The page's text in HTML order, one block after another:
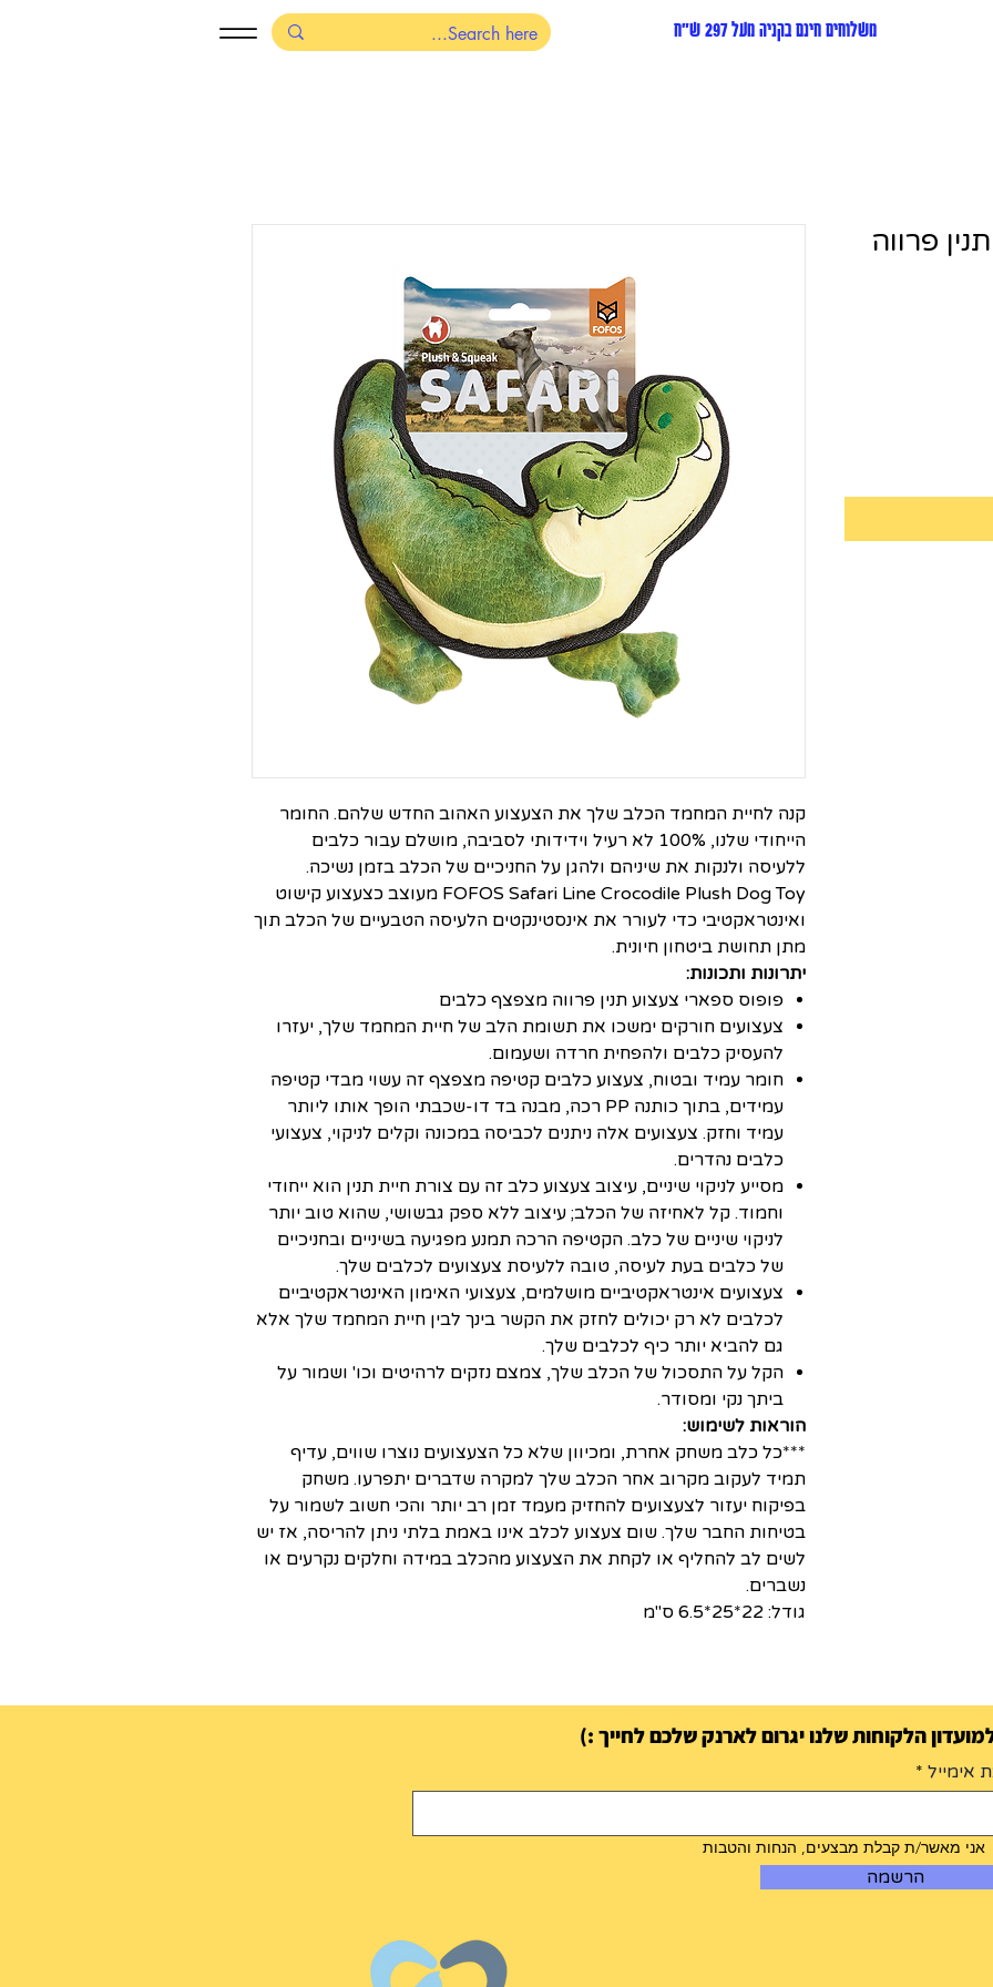
משלוחים חינם בקניה מעל 297 ש"ח
קנה לחיית המחמד הכלב שלך את הצעצוע האהוב החדש שלהם. החומר
הייחודי שלנו, 100% לא רעיל וידידותי לסביבה, מושלם עבור כלבים
ללעיסה ולנקות את שיניהם ולהגן על החניכיים של הכלב בזמן נשיכה.
FOFOS Safari Line Crocodile Plush Dog Toy מעוצב כצעצוע קישוט
ואינטראקטיבי כדי לעורר את אינסטינקטים הלעיסה הטבעיים של הכלב תוך
מתן תחושת ביטחון חיונית.
יתרונות ותכונות:
פופוס ספארי צעצוע תנין פרווה מצפצף כלבים
צעצועים חורקים ימשכו את תשומת הלב של חיית המחמד שלך, יעזרו
להעסיק כלבים ולהפחית חרדה ושעמום.
חומר עמיד ובטוח, צעצוע כלבים קטיפה מצפצף זה עשוי מבדי קטיפה
עמידים, בתוך כותנה PP רכה, מבנה בד דו-שכבתי הופך אותו ליותר
עמיד וחזק. צעצועים אלה ניתנים לכביסה במכונה וקלים לניקוי, צעצועי
כלבים נהדרים.
מסייע לניקוי שיניים, עיצוב צעצוע כלב זה עם צורת חיית תנין הוא ייחודי
וחמוד. קל לאחיזה של הכלב; עיצוב ללא ספק גבשושי, שהוא טוב יותר
לניקוי שיניים של כלב. הקטיפה הרכה תמנע מפגיעה בשיניים ובחניכיים
של כלבים בעת לעיסה, טובה ללעיסת צעצועים לכלבים שלך.
צעצועים אינטראקטיביים מושלמים, צעצועי האימון האינטראקטיביים
לכלבים לא רק יכולים לחזק את הקשר בינך לבין חיית המחמד שלך אלא
גם להביא יותר כיף לכלבים שלך.
הקל על התסכול של הכלב שלך, צמצם נזקים לרהיטים וכו' ושמור על
ביתך נקי ומסודר.
הוראות לשימוש:
***כל כלב משחק אחרת, ומכיוון שלא כל הצעצועים נוצרו שווים, עדיף
תמיד לעקוב מקרוב אחר הכלב שלך למקרה שדברים יתפרעו. משחק
בפיקוח יעזור לצעצועים להחזיק מעמד זמן רב יותר והכי חשוב לשמור על
בטיחות החבר שלך. שום צעצוע לכלב אינו באמת בלתי ניתן להריסה, אז יש
לשים לב להחליף או לקחת את הצעצוע מהכלב במידה וחלקים נקרעים או
נשברים.
גודל: 22*25*6.5 ס"מ
פרווה
הלקוחות שלנו יגרום לארנק שלכם לחייך :)
אימייל
אני מאשר/ת קבלת מבצעים, הנחות והטבות
הרשמה